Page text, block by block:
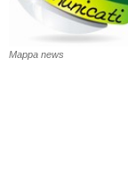
Mappa news